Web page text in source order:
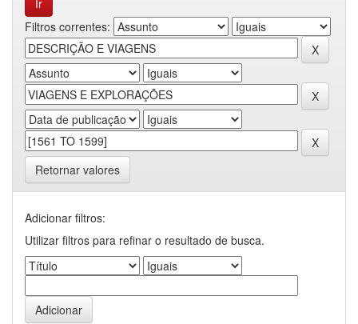
Filtros correntes:
Retornar valores
Adicionar filtros:
Utilizar filtros para refinar o resultado de busca.